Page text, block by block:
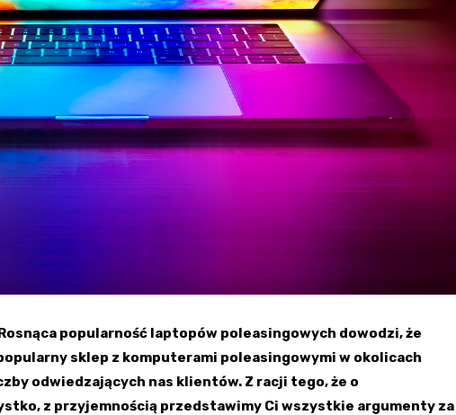
popularność laptopów poleasingowych dowodzi, że
sklep z komputerami poleasingowymi w okolicach
odwiedzających nas klientów. Z racji tego, że o
z przyjemnością przedstawimy Ci wszystkie argumenty za